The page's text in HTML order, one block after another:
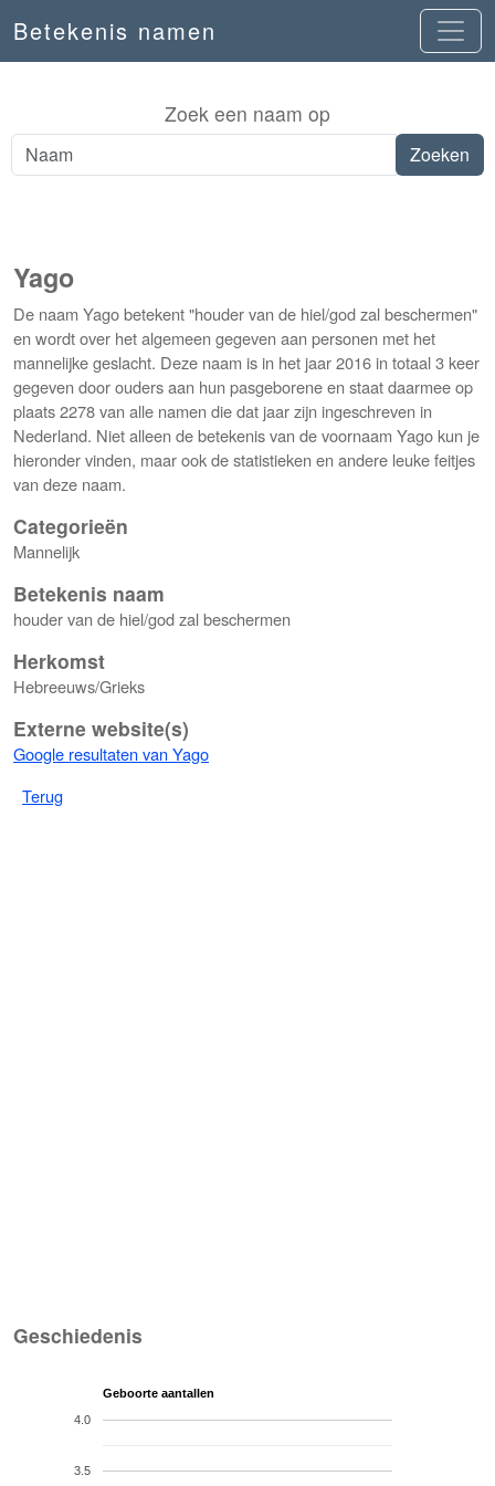
Betekenis namen
Zoek een naam op
Yago
De naam Yago betekent "houder van de hiel/god zal beschermen"
en wordt over het algemeen gegeven aan personen met het
mannelijke geslacht. Deze naam is in het jaar 2016 in totaal 3 keer
gegeven door ouders aan hun pasgeborene en staat daarmee op
plaats 2278 van alle namen die dat jaar zijn ingeschreven in
Nederland. Niet alleen de betekenis van de voornaam Yago kun je
hieronder vinden, maar ook de statistieken en andere leuke feitjes
van deze naam.
Categorieën
Mannelijk
Betekenis naam
houder van de hiel/god zal beschermen
Herkomst
Hebreeuws/Grieks
Externe website(s)
Google resultaten van Yago
Terug
Geschiedenis
Geboorte aantallen
3.5
4.0